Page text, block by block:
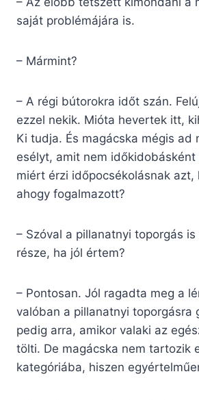
saját problémájára is.
– Mármint?
– A régi bútorokra időt szán.
ezzel nekik. Mióta hevertek itt,
Ki tudja. És magácska mégis ad
esélyt, amit nem időkidobásként
miért érzi időpocsékolásnak azt,
ahogy fogalmazott?
– Szóval a pillanatnyi toporgás
része, ha jól értem?
– Pontosan. Jól ragadta meg a
valóban a pillanatnyi toporgásra
pedig arra, amikor valaki az
tölti. De magácska nem tartozik
kategóriába, hiszen